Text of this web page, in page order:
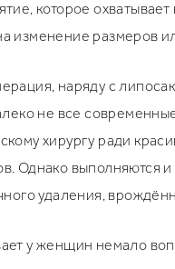
которое
изменение размеров
наряду с
не все
хирургу ради
Однако выполняются
удаления,
у женщин немало